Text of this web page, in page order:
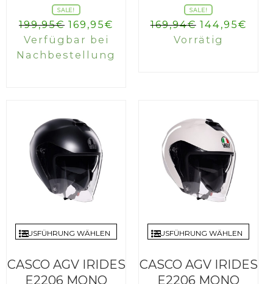
SALE!
199,95€ Ursprünglicher
Preis
war:
169,95€ Aktueller
ist:
Verfügbar bei
Nachbestellung
SALE!
169,94€
Preis
144,95€
Vorrätig
AUSFÜHRUNG WÄHLEN
CASCO AGV IRIDES
E2206 MONO
AUSFÜHRUNG WÄHLEN
CASCO AGV IRIDES
E2206 MONO